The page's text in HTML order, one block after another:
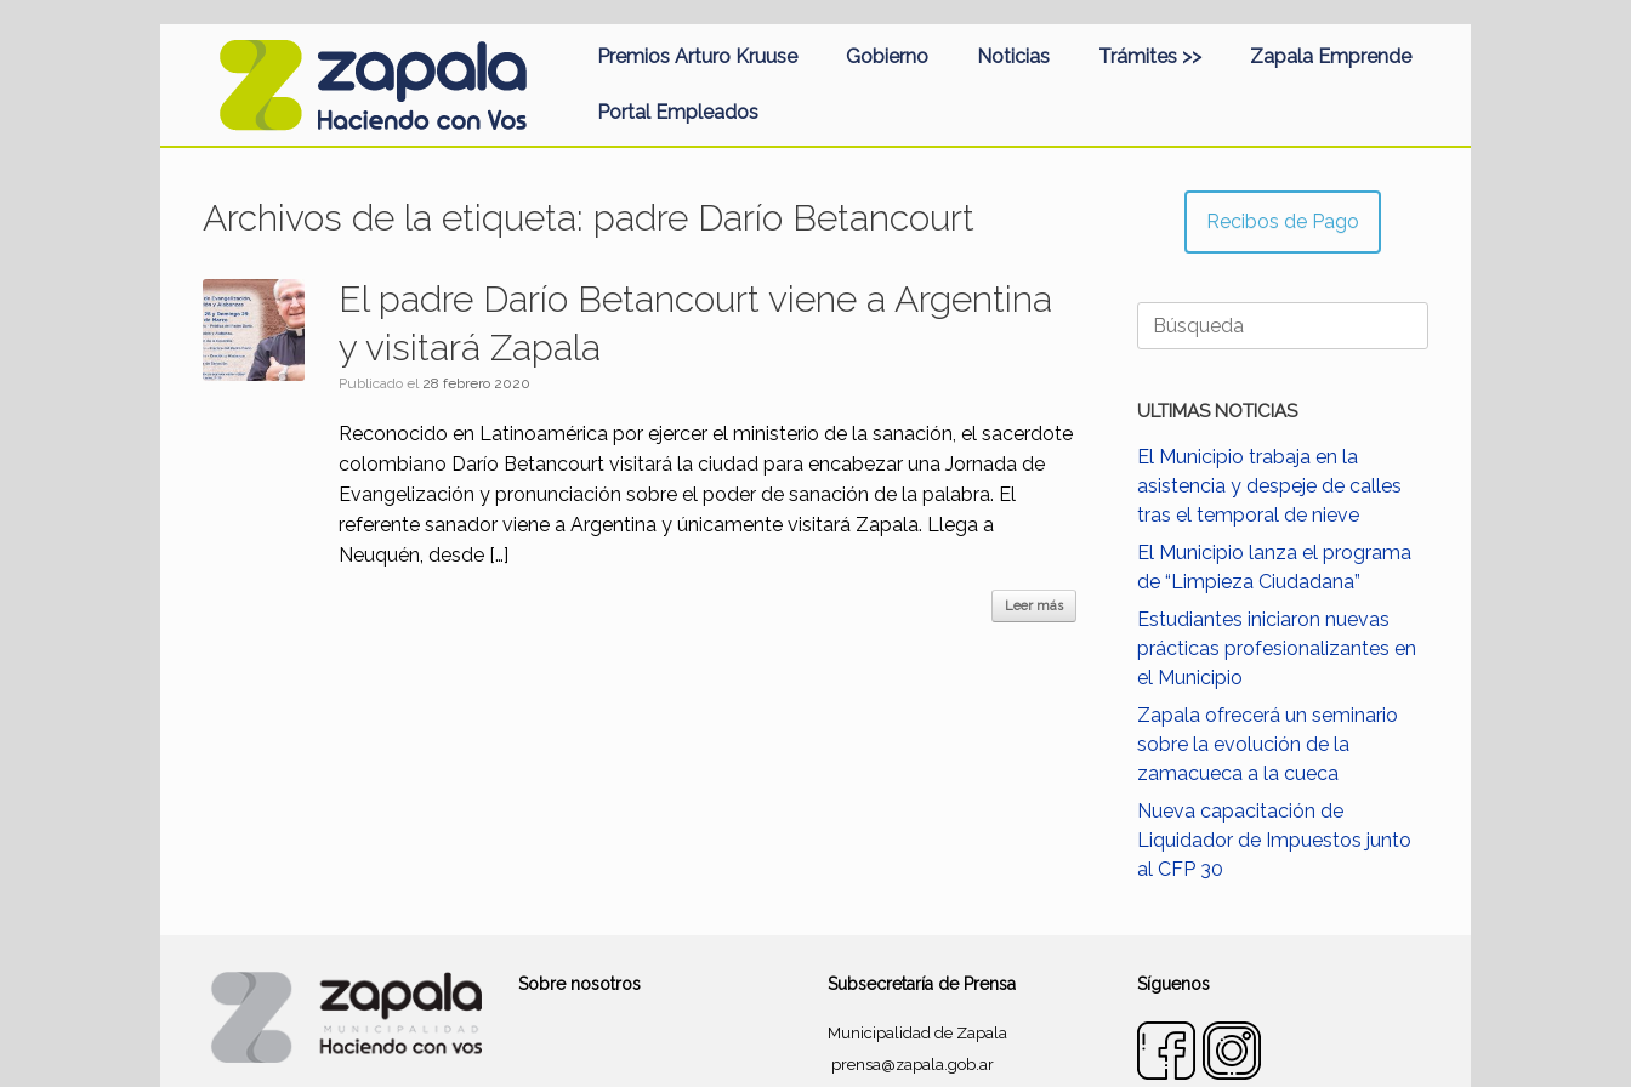
Premios Arturo Kruuse Gobierno Noticias Trámites >> Zapala Emprende
Portal Empleados
Archivos de la etiqueta: padre Darío Betancourt
El padre Darío Betancourt viene a Argentina
y visitará Zapala
Publicado el 28 febrero 2020
Reconocido en Latinoamérica por ejercer el ministerio de la sanación, el sacerdote
colombiano Darío Betancourt visitará la ciudad para encabezar una Jornada de
Evangelización y pronunciación sobre el poder de sanación de la palabra. El
referente sanador viene a Argentina y únicamente visitará Zapala. Llega a
Neuquén, desde […]
Leer más
Recibos de Pago
Buscar:
ULTIMAS NOTICIAS
El Municipio trabaja en la
asistencia y despeje de calles
tras el temporal de nieve
El Municipio lanza el programa
de “Limpieza Ciudadana”
Estudiantes iniciaron nuevas
prácticas profesionalizantes en
el Municipio
Zapala ofrecerá un seminario
sobre la evolución de la
zamacueca a la cueca
Nueva capacitación de
Liquidador de Impuestos junto
al CFP 30
Sobre nosotros Subsecretaría de Prensa
Municipalidad de Zapala
prensa@zapala.gob.ar
Síguenos